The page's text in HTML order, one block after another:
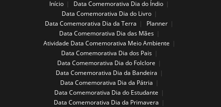
Início
Data Comemorativa Dia do Índio
Data Comemorativa Dia do Livro
Data Comemorativa Dia da Terra
Planner
Data Comemorativa Dia das Mães
Atividade Data Comemorativa Meio Ambiente
Data Comemorativa Dia dos Pais
Data Comemorativa Dia do Folclore
Data Comemorativa Dia da Bandeira
Data Comemorativa Dia da Pátria
Data Comemorativa Dia do Estudante
Data Comemorativa Dia da Primavera